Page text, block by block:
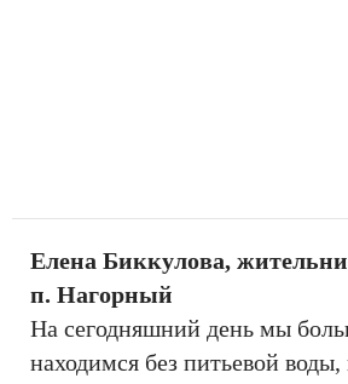
Елена Биккулова,
п. Нагорный
На сегодняшний день мы
находимся без питьевой воды,